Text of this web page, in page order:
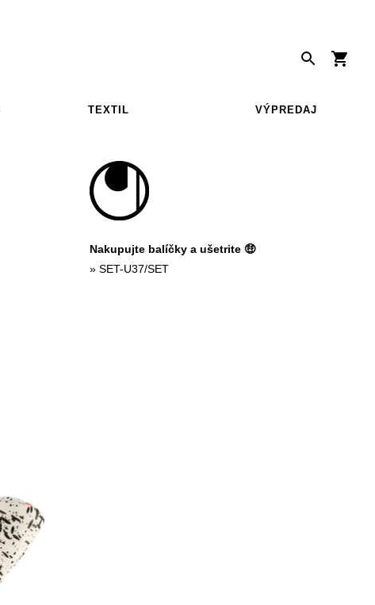
TEXTIL VÝPREDAJ
Nakupujte balíčky a ušetrite 🤑
» SET-U37/SET